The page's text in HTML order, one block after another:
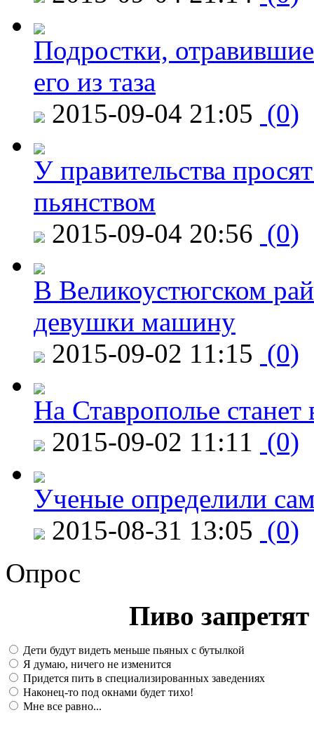
Подростки,
его из таза
2015-09-04 21:05 (0)
У правительства
пьянством
2015-09-04 20:56 (0)
В Великоустюгском
девушки машину
2015-09-02 11:15 (0)
На Ставрополье
2015-09-02 11:11 (0)
Ученые определили
2015-08-31 13:05 (0)
Опрос
Пиво
Дети будут видеть меньше пьяных с бутылкой
Я думаю, ничего не изменится
Придется пить в специализированных заведениях
Наконец-то под окнами будет тихо!
Мне все равно...